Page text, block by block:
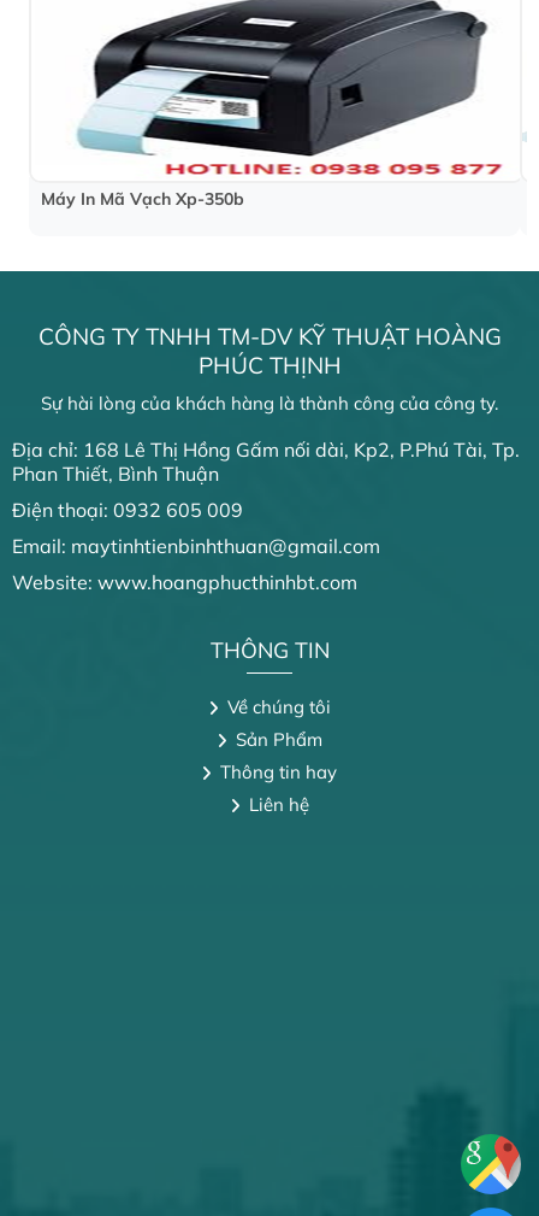
Máy In Mã Vạch Xp-350b
CÔNG TY TNHH TM-DV KỸ THUẬT HOÀNG
PHÚC THỊNH
Sự hài lòng của khách hàng là thành công của công ty.
Địa chỉ: 168 Lê Thị Hồng Gấm nối dài, Kp2, P.Phú Tài, Tp.
Phan Thiết, Bình Thuận
Điện thoại: 0932 605 009
Email: maytinhtienbinhthuan@gmail.com
Website: www.hoangphucthinhbt.com
THÔNG TIN
Về chúng tôi
Sản Phẩm
Thông tin hay
Liên hệ